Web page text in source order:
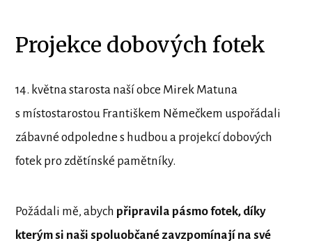
Projekce dobových fotek
14. května starosta naší obce Mirek Matuna
s místostarostou Františkem Němečkem uspořádali
zábavné odpoledne s hudbou a projekcí dobových
fotek pro zdětínské pamětníky.
Požádali mě, abych připravila pásmo fotek, díky
kterým si naši spoluobčané zavzpomínají na své